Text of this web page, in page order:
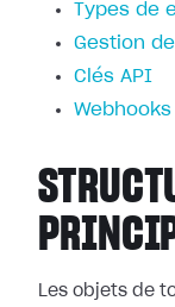
Types de
Gestion
Clés API
Webhooks
Les objets de